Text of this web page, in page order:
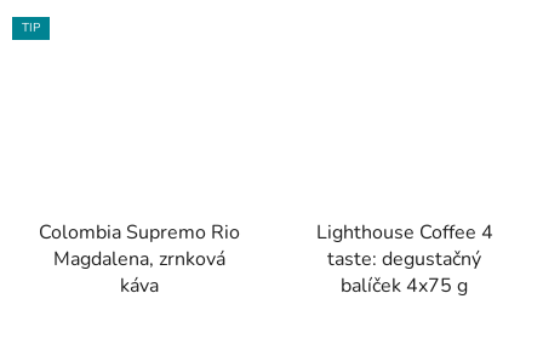
TIP
Colombia Supremo Rio
Magdalena, zrnková
káva
Lighthouse Coffee 4
taste: degustačný
balíček 4x75 g